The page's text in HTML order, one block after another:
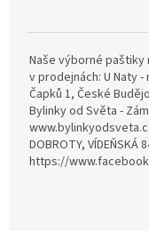
Naše výborné
v prodejnách: U Naty
Čapků 1, České
Bylinky od Světa -
DOBROTY, VÍDEŇSKÁ
https://